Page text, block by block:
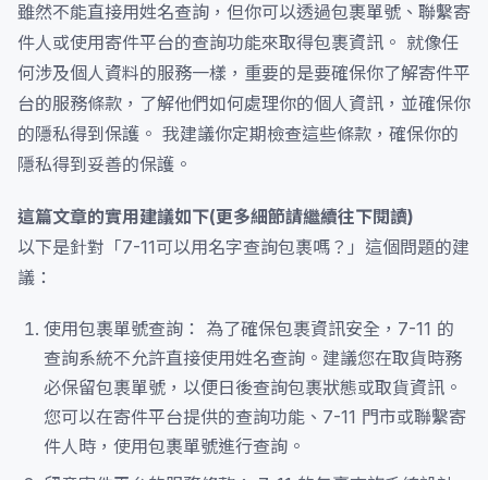
雖然不能直接用姓名查詢，但你可以透過包裹單號、聯繫寄
件人或使用寄件平台的查詢功能來取得包裹資訊。 就像任
何涉及個人資料的服務一樣，重要的是要確保你了解寄件平
台的服務條款，了解他們如何處理你的個人資訊，並確保你
的隱私得到保護。 我建議你定期檢查這些條款，確保你的
隱私得到妥善的保護。
這篇文章的實用建議如下(更多細節請繼續往下閱讀)
以下是針對「7-11可以用名字查詢包裹嗎？」這個問題的建
議：
使用包裹單號查詢： 為了確保包裹資訊安全，7-11 的
查詢系統不允許直接使用姓名查詢。建議您在取貨時務
必保留包裹單號，以便日後查詢包裹狀態或取貨資訊。
您可以在寄件平台提供的查詢功能、7-11 門市或聯繫寄
件人時，使用包裹單號進行查詢。